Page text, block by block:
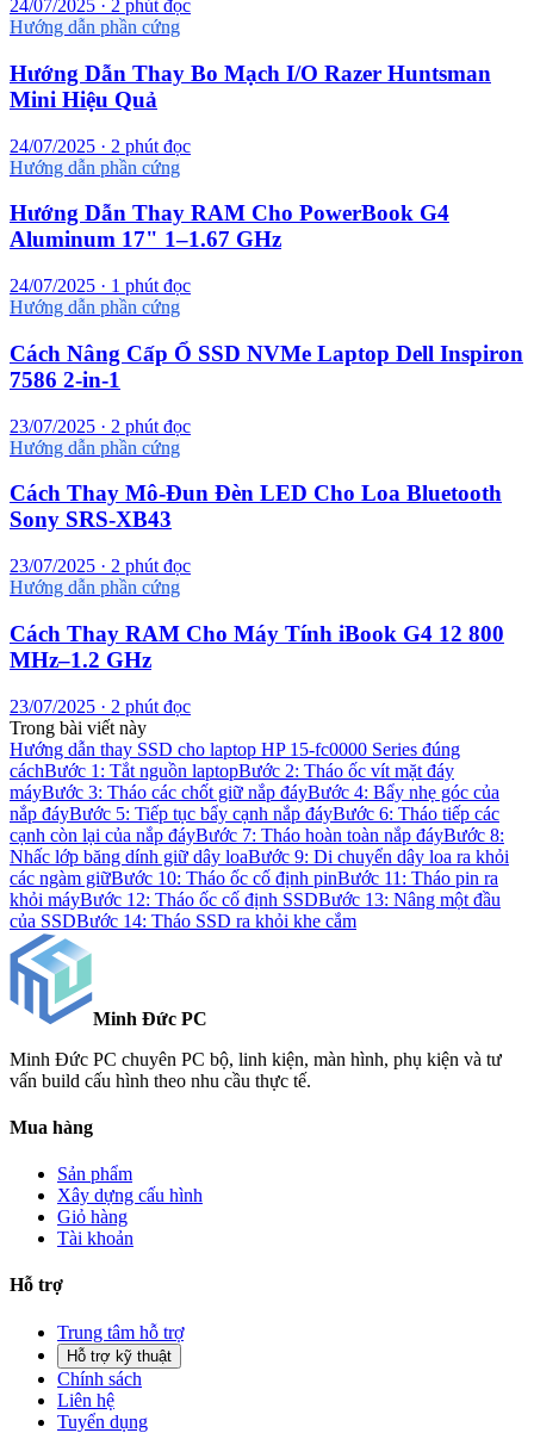
24/07/2025 · 2 phút đọc
Hướng dẫn phần cứng
Hướng Dẫn Thay Bo Mạch I/O Razer Huntsman
Mini Hiệu Quả
24/07/2025 · 2 phút đọc
Hướng dẫn phần cứng
Hướng Dẫn Thay RAM Cho PowerBook G4
Aluminum 17" 1–1.67 GHz
24/07/2025 · 1 phút đọc
Hướng dẫn phần cứng
Cách Nâng Cấp Ổ SSD NVMe Laptop Dell Inspiron
7586 2-in-1
23/07/2025 · 2 phút đọc
Hướng dẫn phần cứng
Cách Thay Mô-Đun Đèn LED Cho Loa Bluetooth
Sony SRS-XB43
23/07/2025 · 2 phút đọc
Hướng dẫn phần cứng
Cách Thay RAM Cho Máy Tính iBook G4 12 800
MHz–1.2 GHz
23/07/2025 · 2 phút đọc
Trong bài viết này
Hướng dẫn thay SSD cho laptop HP 15-fc0000 Series đúng
cáchBước 1: Tắt nguồn laptopBước 2: Tháo ốc vít mặt đáy
máyBước 3: Tháo các chốt giữ nắp đáyBước 4: Bẩy nhẹ góc của
nắp đáyBước 5: Tiếp tục bẩy cạnh nắp đáyBước 6: Tháo tiếp các
cạnh còn lại của nắp đáyBước 7: Tháo hoàn toàn nắp đáyBước 8:
Nhấc lớp băng dính giữ dây loaBước 9: Di chuyển dây loa ra khỏi
các ngàm giữBước 10: Tháo ốc cố định pinBước 11: Tháo pin ra
khỏi máyBước 12: Tháo ốc cố định SSDBước 13: Nâng một đầu
của SSDBước 14: Tháo SSD ra khỏi khe cắm
Minh Đức PC
Minh Đức PC chuyên PC bộ, linh kiện, màn hình, phụ kiện và tư
vấn build cấu hình theo nhu cầu thực tế.
Mua hàng
Sản phẩm
Xây dựng cấu hình
Giỏ hàng
Tài khoản
Hỗ trợ
Trung tâm hỗ trợ
Hỗ trợ kỹ thuật
Chính sách
Liên hệ
Tuyển dụng